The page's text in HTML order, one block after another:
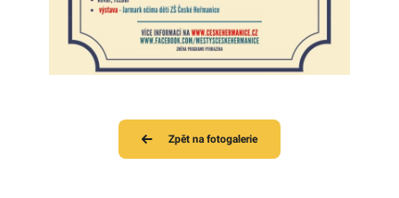
Zpět na fotogalerie